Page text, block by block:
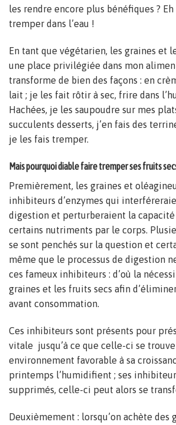
les rendre encore plus bénéfiques ?
tremper dans l’eau !
En tant que végétarien, les graines et
une place privilégiée dans mon
transforme de bien des façons : en
lait ; je les fait rôtir à sec, frire dans
Hachées, je les saupoudre sur mes
succulents desserts, j’en fais des
je les fais tremper.
Mais pourquoi diable faire tremper ses fruits
Premièrement, les graines et
inhibiteurs d’enzymes qui
digestion et perturberaient la capacité
certains nutriments par le corps.
se sont penchés sur la question et
même que le processus de digestion
ces fameux inhibiteurs : d’où la
graines et les fruits secs afin
avant consommation.
Ces inhibiteurs sont présents pour
vitale jusqu’à ce que celle-ci se trouve
environnement favorable à sa
printemps l’humidifient ; ses
supprimés, celle-ci peut alors se
Deuxièmement : lorsqu’on achète des